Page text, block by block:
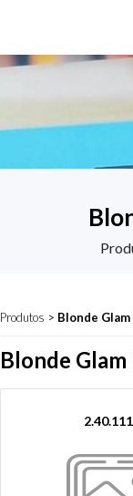
Produtos > Blonde
Blonde